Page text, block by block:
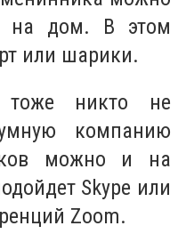
на дом. В этом
или шарики.
тоже никто не
компанию
можно и на
Skype или
Zoom.